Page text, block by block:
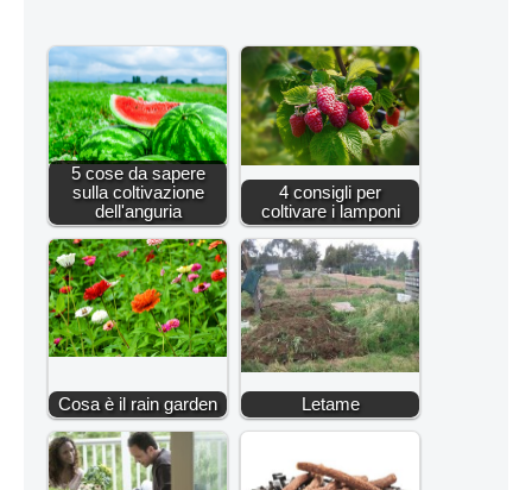
5 cose da sapere
sulla coltivazione
dell'anguria
4 consigli per
coltivare i lamponi
Cosa è il rain garden Letame